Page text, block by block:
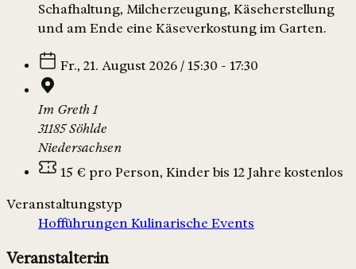
Schafhaltung, Milcherzeugung, Käseherstellung
und am Ende eine Käseverkostung im Garten.
Fr., 21. August 2026 / 15:30 - 17:30
Im Greth 1
31185 Söhlde
Niedersachsen
15 € pro Person, Kinder bis 12 Jahre kostenlos
Veranstaltungstyp
Hofführungen Kulinarische Events
Veranstalter:in